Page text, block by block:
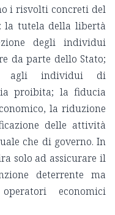
i risvolti concreti del
la tutela della libertà
degli individui
da parte dello Stato;
agli individui di
proibita; la fiducia
la riduzione
delle attività
che di governo. In
solo ad assicurare il
deterrente ma
economici